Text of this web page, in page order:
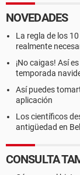
NOVEDADES
La regla de los
realmente
¡No caigas! Así
temporada
Así puedes
aplicación
Los científicos
antigüedad en
CONSULTA